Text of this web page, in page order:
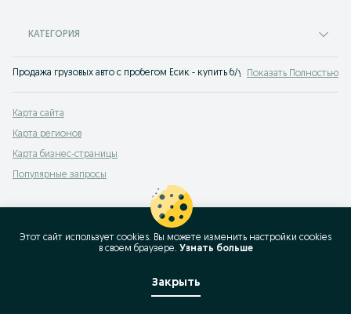
КАТЕГОРИЯ
Продажа грузовых авто с пробегом Есик - купить б/у грузовик на сервисе
Показать Полностью
Карта сайта
Карта регионов
Карта бизнес-страницы
Популярные запросы
Этот сайт использует cookies. Вы можете изменить настройки cookies
в своeм браузере. Узнать больше
Закрыть